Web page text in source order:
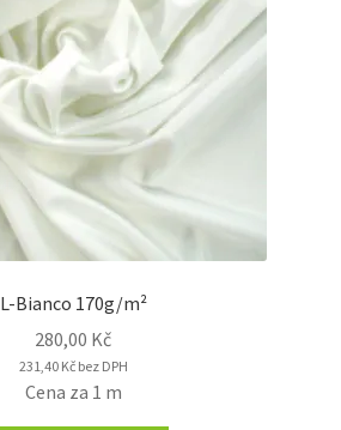
L-Bianco 170g/m²
280,00 Kč
231,40 Kčbez DPH
Cena za 1 m